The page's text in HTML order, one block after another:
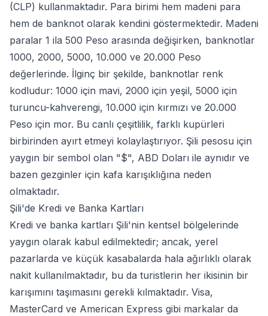
(CLP) kullanmaktadır. Para birimi hem madeni para
hem de banknot olarak kendini göstermektedir. Madeni
paralar 1 ila 500 Peso arasında değişirken, banknotlar
1000, 2000, 5000, 10.000 ve 20.000 Peso
değerlerinde. İlginç bir şekilde, banknotlar renk
kodludur: 1000 için mavi, 2000 için yeşil, 5000 için
turuncu-kahverengi, 10.000 için kırmızı ve 20.000
Peso için mor. Bu canlı çeşitlilik, farklı kupürleri
birbirinden ayırt etmeyi kolaylaştırıyor. Şili pesosu için
yaygın bir sembol olan "$", ABD Doları ile aynıdır ve
bazen gezginler için kafa karışıklığına neden
olmaktadır.
Şili'de Kredi ve Banka Kartları
Kredi ve banka kartları Şili'nin kentsel bölgelerinde
yaygın olarak kabul edilmektedir; ancak, yerel
pazarlarda ve küçük kasabalarda hala ağırlıklı olarak
nakit kullanılmaktadır, bu da turistlerin her ikisinin bir
karışımını taşımasını gerekli kılmaktadır. Visa,
MasterCard ve American Express gibi markalar da